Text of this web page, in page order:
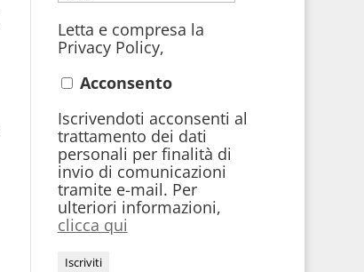
Letta e compresa la
Privacy Policy,
Acconsento
Iscrivendoti acconsenti al
trattamento dei dati
personali per finalità di
invio di comunicazioni
tramite e-mail. Per
ulteriori informazioni,
clicca qui